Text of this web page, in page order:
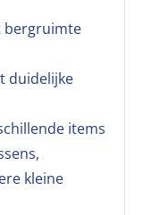
bergruimte
duidelijke
items
kleine